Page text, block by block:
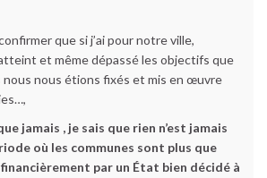
que si j’ai pour notre ville,
et même dépassé les objectifs que
nous nous étions fixés et mis en œuvre
jamais , je sais que rien n’est jamais
où les communes sont plus que
par un État bien décidé à